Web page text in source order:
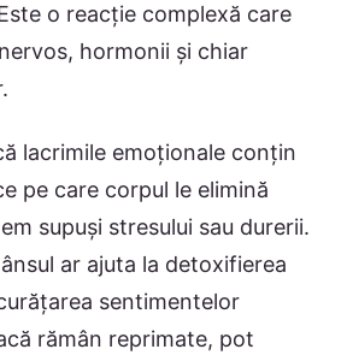
o reacție complexă care
hormonii și chiar
lacrimile emoționale conțin
pe care corpul le elimină
supuși stresului sau durerii.
ar ajuta la detoxifierea
sentimentelor
rămân reprimate, pot